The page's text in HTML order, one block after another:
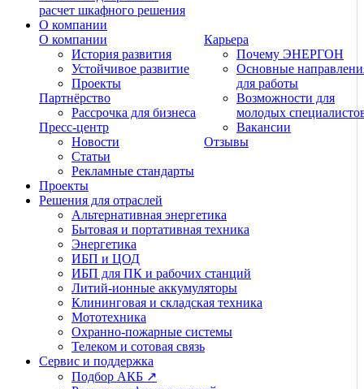
расчет шкафного решения
О компании
О компании
История развития
Устойчивое развитие
Проекты
Партнёрство
Рассрочка для бизнеса
Пресс-центр
Новости
Статьи
Рекламные стандарты
Карьера
Почему ЭНЕРГОН
Основные
для работы
Возможности для
молодых
Вакансии
Отзывы
Проекты
Решения для отраслей
Альтернативная энергетика
Бытовая и портативная техника
Энергетика
ИБП и ЦОД
ИБП для ПК и рабочих станций
Литий-ионные аккумуляторы
Клининговая и складская техника
Мототехника
Охранно-пожарные системы
Телеком и сотовая связь
Сервис и поддержка
Подбор АКБ ↗